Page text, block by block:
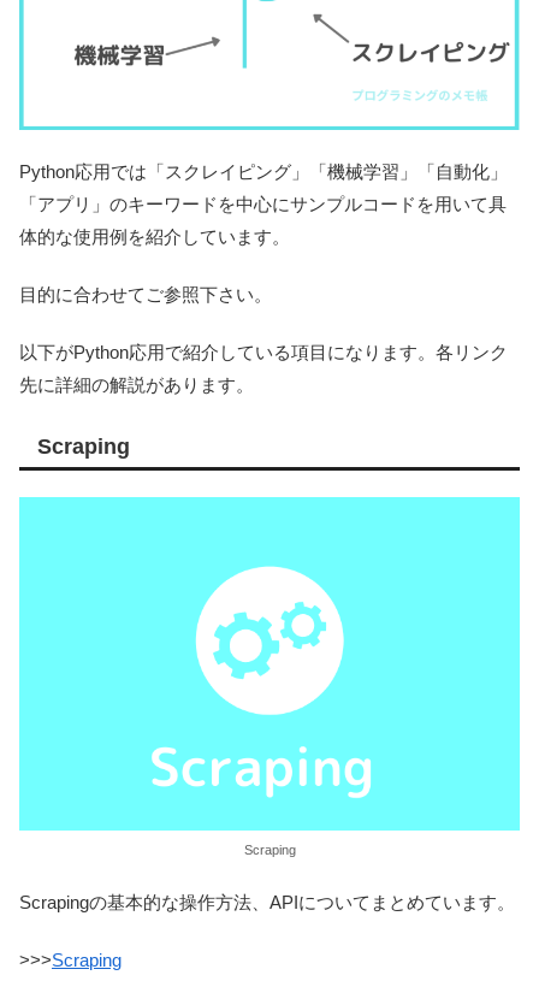
Python応用では「スクレイピング」「機械学習」「自動化」
「アプリ」のキーワードを中心にサンプルコードを用いて具
体的な使用例を紹介しています。
目的に合わせてご参照下さい。
以下がPython応用で紹介している項目になります。各リンク
先に詳細の解説があります。
Scraping
Scraping
Scrapingの基本的な操作方法、APIについてまとめています。
>>>Scraping